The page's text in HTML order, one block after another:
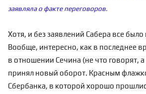
заявляла о факте переговоров.
Хотя, и без заявлений Сабера все
Вообще, интересно, как в последнее
в отношении Сечина (не что говорят, а
принял новый оборот. Красным
Сбербанка, в которой хорошо